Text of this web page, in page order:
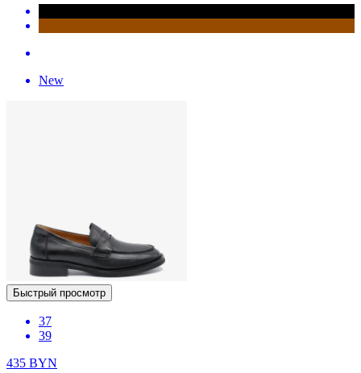
New
Быстрый просмотр
37
39
435 BYN